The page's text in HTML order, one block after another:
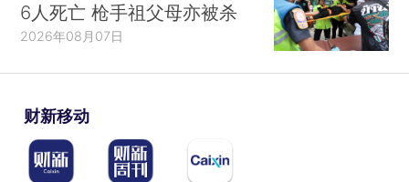
6人死亡 枪手祖父母亦被杀
2026年08月07日
财新移动